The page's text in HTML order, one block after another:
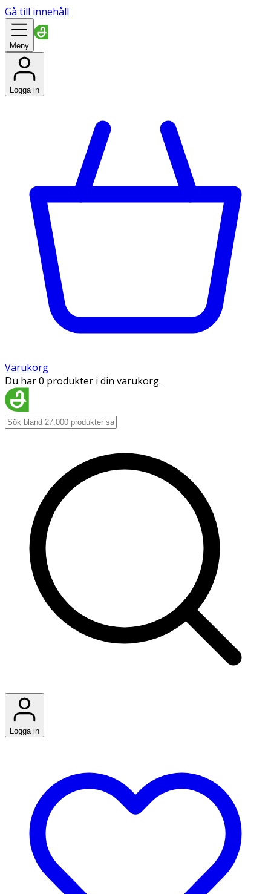
Gå till innehåll
Meny
Logga in
Varukorg
Du har 0 produkter i din varukorg.
Logga in